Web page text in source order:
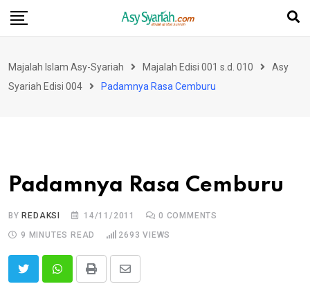
Skip
Majalah Islam Asy-Syariah Majalah Edisi 001 s.d. 010
Asy
Syariah Edisi 004
Padamnya Rasa Cemburu
Padamnya Rasa Cemburu
BYREDAKSI 14/11/2011 0 COMMENTS
9 MINUTES READ
2693 VIEWS
Print
Share